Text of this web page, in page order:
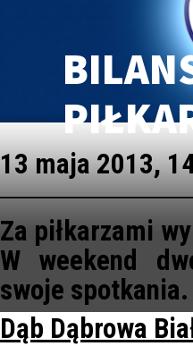
13 maja 2013,
Za piłkarzami
W weekend
swoje spotkania.
Dąb Dąbrowa